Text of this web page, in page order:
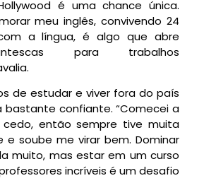
é uma chance única.
meu inglês, convivendo 24
a língua, é algo que abre
para trabalhos
de estudar e viver fora do país
bastante confiante. “Comecei a
então sempre tive muita
e soube me virar bem. Dominar
muito, mas estar em um curso
incríveis é um desafio